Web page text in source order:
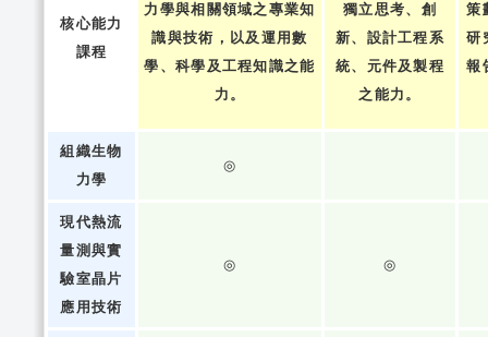
核心能力
課程
力學與相關領域之專業知
識與技術，以及運用數
學、科學及工程知識之能
力。
獨立思考、創
新、設計工程系
統、元件及製程
之能力。
策
研
報
組織生物
力學
◎
現代熱流
量測與實
驗室晶片
應用技術
◎ ◎